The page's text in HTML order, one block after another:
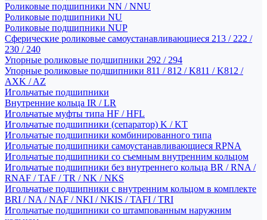
Роликовые подшипники NN / NNU
Роликовые подшипники NU
Роликовые подшипники NUP
Сферические роликовые самоустанавливающиеся 213 / 222 /
230 / 240
Упорные роликовые подшипники 292 / 294
Упорные роликовые подшипники 811 / 812 / K811 / K812 /
AXK / AZ
Игольчатые подшипники
Внутренние кольца IR / LR
Игольчатые муфты типа HF / HFL
Игольчатые подшипники (сепаратор) K / KT
Игольчатые подшипники комбинированного типа
Игольчатые подшипники самоустанавливающиеся RPNA
Игольчатые подшипники со съемным внутренним кольцом
Игольчатые подшипники без внутреннего кольца BR / RNA /
RNAF / TAF / TR / NK / NKS
Игольчатые подшипники с внутренним кольцом в комплекте
BRI / NA / NAF / NKI / NKIS / TAFI / TRI
Игольчатые подшипники со штампованным наружним